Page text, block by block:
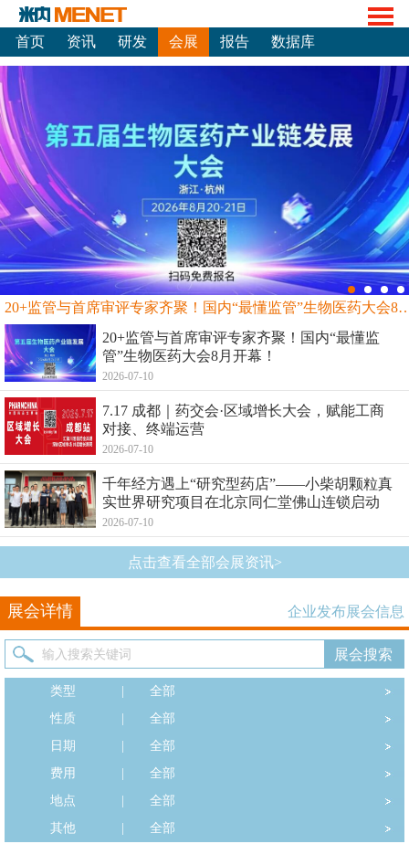
首页 资讯 研发 会展 报告 数据库
20+监管与首席审评专家齐聚！国内“最
20+监管与首席审评专家齐聚！国内“最懂监
管”生物医药大会8月开幕！
2026-07-10
7.17 成都｜药交会·区域增长大会，赋能工商
对接、终端运营
2026-07-10
千年经方遇上“研究型药店”——小柴胡颗粒真
实世界研究项目在北京同仁堂佛山连锁启动
2026-07-10
点击查看全部会展资讯>
展会详情 企业发布展会信息
类型
全部
性质
全部
日期
全部
费用
全部
地点
全部
其他
全部